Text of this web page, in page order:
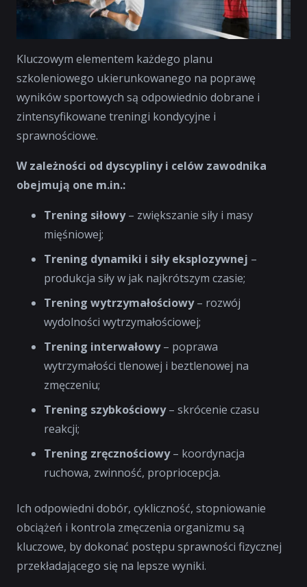
Kluczowym elementem każdego planu
szkoleniowego ukierunkowanego na poprawę
wyników sportowych są odpowiednio dobrane i
zintensyfikowane treningi kondycyjne i
sprawnościowe.
W zależności od dyscypliny i celów zawodnika
obejmują one m.in.:
Trening siłowy– zwiększanie siły i masy
mięśniowej;
Trening dynamiki i siły eksplozywnej –
produkcja siły w jak najkrótszym czasie;
Trening wytrzymałościowy– rozwój
wydolności wytrzymałościowej;
Trening interwałowy– poprawa
wytrzymałości tlenowej i beztlenowej na
zmęczeniu;
Trening szybkościowy– skrócenie czasu
reakcji;
Trening zręcznościowy– koordynacja
ruchowa, zwinność, propriocepcja.
Ich odpowiedni dobór, cykliczność, stopniowanie
obciążeń i kontrola zmęczenia organizmu są
kluczowe, by dokonać postępu sprawności fizycznej
przekładającego się na lepsze wyniki.